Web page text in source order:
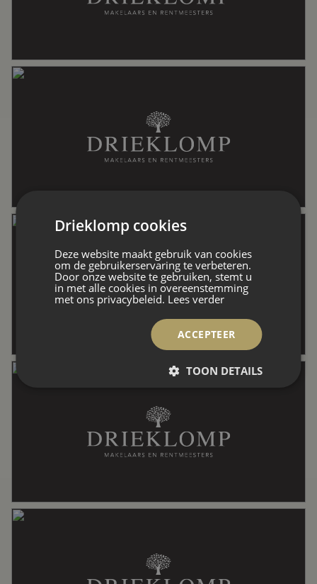
1.915 m²
Kadastrale gegevens
Hagestein A 1811
Eigendomssituatie Volle eigendom
HGS00-A-1811
Geheel perceel
Drieklomp cookies
Deze website maakt gebruik van cookies
om de gebruikerservaring te verbeteren.
Door onze website te gebruiken, stemt u
in met alle cookies in overeenstemming
met ons privacybeleid. Lees verder
ACCEPTEER
TOON DETAILS